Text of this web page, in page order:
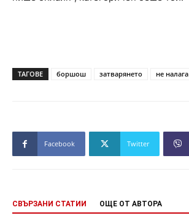
ТАГОВЕ боршош затварянето не налага
Facebook Twitter
СВЪРЗАНИ СТАТИИ ОЩЕ ОТ АВТОРА